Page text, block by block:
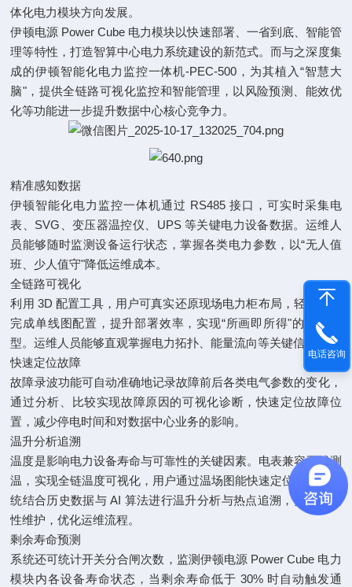
体化电力模块方向发展。
伊顿电源 Power Cube 电力模块以快速部署、一省到底、智能管
理等特性，打造智算中心电力系统建设的新范式。而与之深度集
成的伊顿智能化电力监控一体机-PEC-500，为其植入“智慧大
脑"，提供全链路可视化监控和智能管理，以风险预测、能效优
化等功能进一步提升数据中心核心竞争力。
精准感知数据
伊顿智能化电力监控一体机通过 RS485 接口，可实时采集电
表、SVG、变压器温控仪、UPS 等关键电力设备数据。运维人
员能够随时监测设备运行状态，掌握各类电力参数，以“无人值
班、少人值守"降低运维成本。
全链路可视化
利用 3D 配置工具，用户可真实还原现场电力柜布局，轻松拖拽
完成单线图配置，提升部署效率，实现“所画即所得"的数字模
型。运维人员能够直观掌握电力拓扑、能量流向等关键信息。
快速定位故障
故障录波功能可自动准确地记录故障前后各类电气参数的变化，
通过分析、比较实现故障原因的可视化诊断，快速定位故障位
置，减少停电时间和对数据中心业务的影响。
温升分析追溯
温度是影响电力设备寿命与可靠性的关键因素。电表兼容无线测
温，实现全链温度可视化，用户通过温场图能快速定位热点。系
统结合历史数据与 AI 算法进行温升分析与热点追溯，实现预测
性维护，优化运维流程。
剩余寿命预测
系统还可统计开关分合闸次数，监测伊顿电源 Power Cube 电力
模块内各设备寿命状态，当剩余寿命低于 30% 时自动触发通
电话咨询